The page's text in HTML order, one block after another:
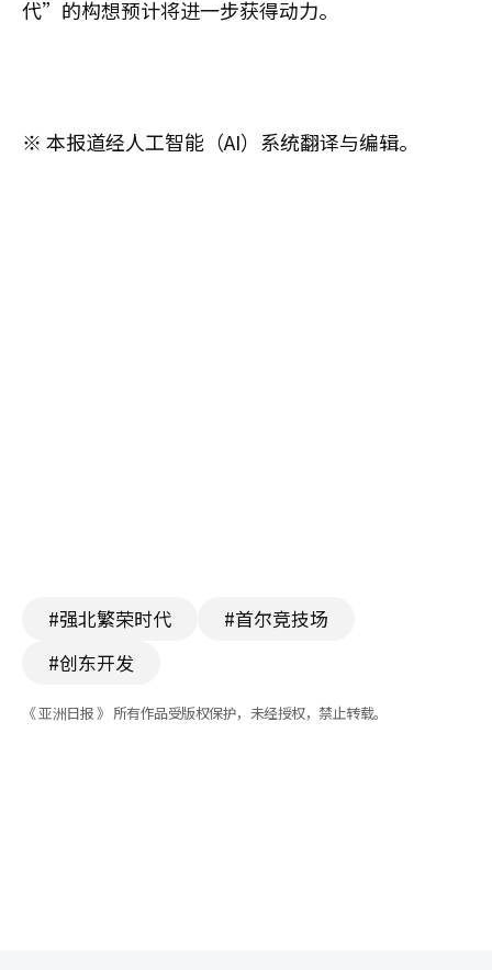
代”的构想预计将进一步获得动力。
※ 本报道经人工智能（AI）系统翻译与编辑。
#强北繁荣时代
#首尔竞技场
#创东开发
《 亚洲日报 》 所有作品受版权保护，未经授权，禁止转载。